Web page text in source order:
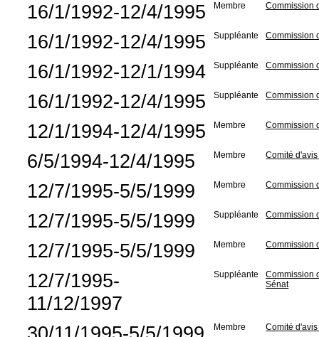
16/1/1992-12/4/1995 Membre Commission
16/1/1992-12/4/1995 Suppléante Commission
16/1/1992-12/1/1994 Suppléante Commission
16/1/1992-12/4/1995 Suppléante Commission
12/1/1994-12/4/1995 Membre Commission
6/5/1994-12/4/1995 Membre Comité
12/7/1995-5/5/1999 Membre Commission
12/7/1995-5/5/1999 Suppléante Commission
12/7/1995-5/5/1999 Membre Commission
12/7/1995-
11/12/1997
Suppléante
Commission
Sénat
Membre Comité